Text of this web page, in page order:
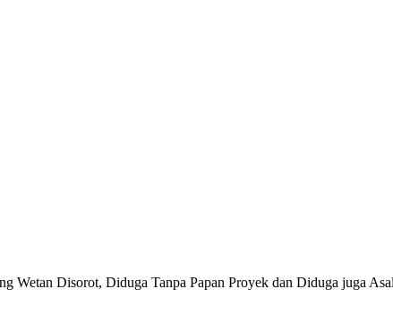
Wetan Disorot, Diduga Tanpa Papan Proyek dan Diduga juga